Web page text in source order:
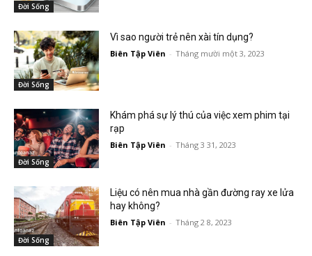
Đời Sống
Đời Sống
Vì sao người trẻ nên xài tín dụng?
Biên Tập Viên - Tháng mười một 3, 2023
Đời Sống
Khám phá sự lý thú của việc xem phim tại
rạp
Biên Tập Viên - Tháng 3 31, 2023
Đời Sống
Liệu có nên mua nhà gần đường ray xe lửa
hay không?
Biên Tập Viên - Tháng 2 8, 2023